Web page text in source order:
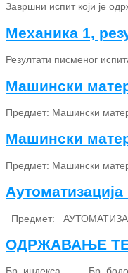
Завршни испит који је
Механика 1,
Резултати писменог
Машински
Предмет: Машински
Машински
Предмет: Машински
Аутоматизација
Предмет:
ОДРЖАВАЊЕ